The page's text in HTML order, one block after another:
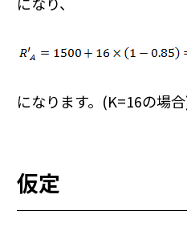
になります。(K=16の場
仮定